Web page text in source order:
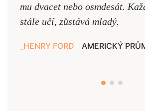
mu dvacet nebo osmdesát.
stále učí, zůstává mladý.
HENRY FORD AMERICKÝ